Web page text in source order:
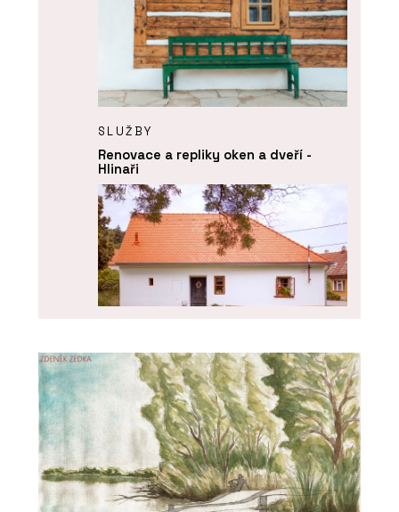
SLUŽBY
Renovace a repliky oken a dveří -
Hlinaři
O FIRMĚ
Hlinaři